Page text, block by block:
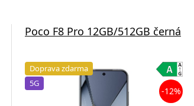
Poco F8 Pro 12GB/512GB černá
Doprava zdarma
5G
-12%